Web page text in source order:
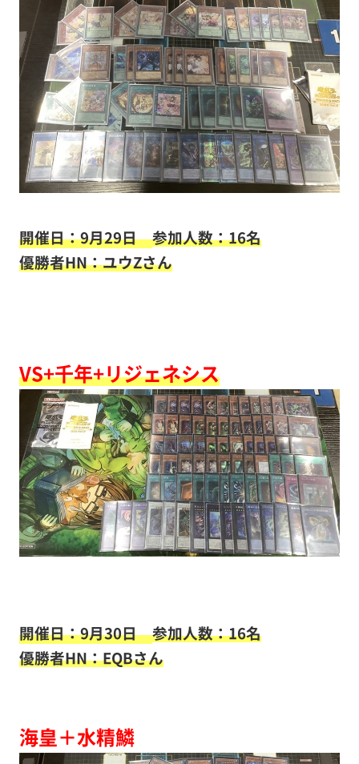
開催日：9月29日参加人数：16名
優勝者HN：ユウZさん
VS+千年+リジェネシス
開催日：9月30日参加人数：16名
優勝者HN：EQBさん
海皇＋水精鱗